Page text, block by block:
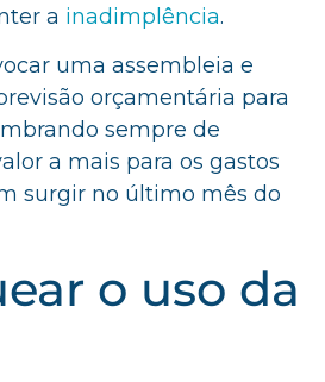
a inadimplência.
uma assembleia e
orçamentária para
sempre de
a mais para os gastos
surgir no último mês do
o uso da